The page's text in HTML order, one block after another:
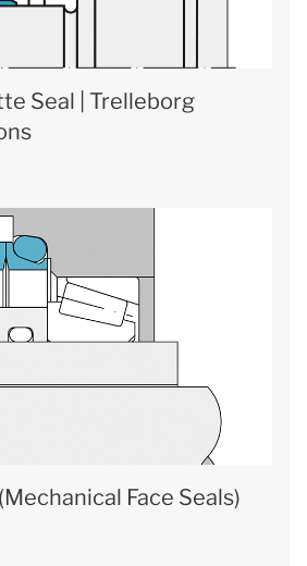
Seal | Trelleborg
Face Seals)